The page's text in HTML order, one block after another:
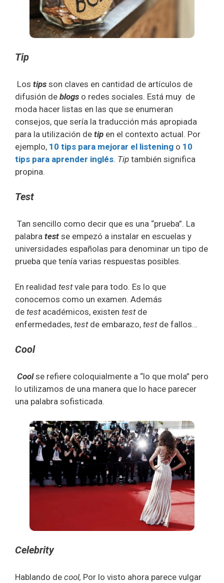
Tip
Los tips son claves en cantidad de artículos de
difusión de blogs o redes sociales. Está muy de
moda hacer listas en las que se enumeran
consejos, que sería la traducción más apropiada
para la utilización de tip en el contexto actual. Por
ejemplo, 10 tips para mejorar el listening o 10
tips para aprender inglés. Tip también significa
propina.
Test
Tan sencillo como decir que es una “prueba”. La
palabra test se empezó a instalar en escuelas y
universidades españolas para denominar un tipo de
prueba que tenía varias respuestas posibles.
En realidad testvale para todo. Es lo que
conocemos como un examen. Además
de testacadémicos, existen testde
enfermedades, testde embarazo, testde fallos…
Cool
Coolse refiere coloquialmente a “lo que mola” pero
lo utilizamos de una manera que lo hace parecer
una palabra sofisticada.
Celebrity
Hablando de cool, Por lo visto ahora parece vulgar